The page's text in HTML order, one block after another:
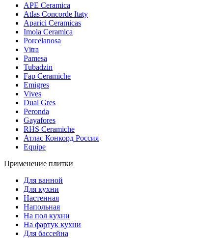
APE Ceramica
Atlas Concorde Itaty
Aparici Ceramicas
Imola Ceramica
Porcelanosa
Vitra
Pamesa
Tubadzin
Fap Ceramiche
Emigres
Vives
Dual Gres
Peronda
Gayafores
RHS Ceramiche
Атлас Конкорд Россия
Equipe
Применение плитки
Для ванной
Для кухни
Настенная
Напольная
На пол кухни
На фартук кухни
Для бассейна